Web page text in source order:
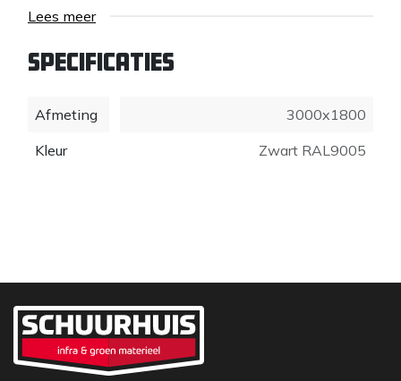
Lees meer
Specificaties
Afmeting
3000x1800
Kleur
Zwart RAL9005